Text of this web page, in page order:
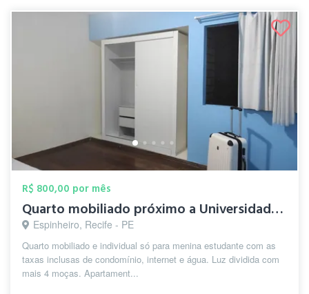
R$ 800,00 por mês
Quarto mobiliado próximo a Universidade ...
Espinheiro, Recife - PE
Quarto mobiliado e individual só para menina estudante com as
taxas inclusas de condomínio, internet e água. Luz dividida com
mais 4 moças. Apartament...